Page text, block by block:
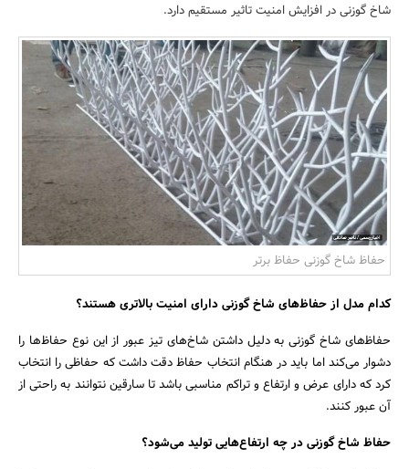
مسکن و ساختمان
شاخ گوزنی در افزایش امنیت تاثیر مستقیم دارد.
حفاظ شاخ گوزنی حفاظ برتر
کدام مدل از حفاظ‌های شاخ گوزنی دارای امنیت بالاتری هستند؟
حفاظ‍‌های شاخ گوزنی به دلیل داشتن شاخ‌های تیز عبور از این نوع حفاظ‌ها را
دشوار می‌کند اما باید در هنگام انتخاب حفاظ دقت داشت که حفاظی را انتخاب
کرد که دارای عرض و ارتفاع و تراکم مناسبی باشد تا سارقین نتوانند به راحتی از
آن عبور کنند.
حفاظ شاخ گوزنی در چه ارتفاع‌هایی تولید می‌شود؟